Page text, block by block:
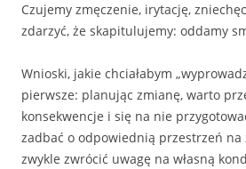
Czujemy zmęczenie, irytację,
zdarzyć, że skapitulujemy: oddamy
Wnioski, jakie chciałabym
pierwsze: planując zmianę, warto
konsekwencje i się na nie
zadbać o odpowiednią przestrzeń
zwykle zwrócić uwagę na własną